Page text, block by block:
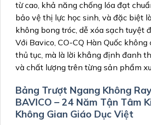
từ cao, khả năng chống lóa đạt
bảo vệ thị lực học sinh, và đặc biệt
không bong tróc, dễ xóa sạch tuyệt
Với Bavico, CO-CQ Hàn Quốc
thủ tục, mà là lời khẳng định đanh
và chất lượng trên từng sản phẩm
Bảng Trượt Ngang Không
BAVICO – 24 Năm Tận Tâm
Không Gian Giáo Dục Việt